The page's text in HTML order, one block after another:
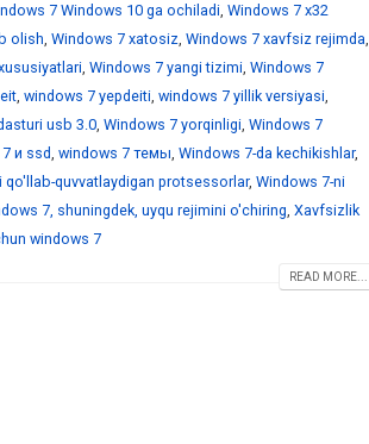
7 Windows 10 ga ochiladi, Windows 7 x32
olish, Windows 7 xatosiz, Windows 7 xavfsiz rejimda,
, Windows 7 yangi tizimi, Windows 7
, windows 7 yepdeiti, windows 7 yillik versiyasi,
usb 3.0, Windows 7 yorqinligi, Windows 7
и ssd, windows 7 темы, Windows 7-da kechikishlar,
qo'llab-quvvatlaydigan protsessorlar, Windows 7-ni
7, shuningdek, uyqu rejimini o'chiring, Xavfsizlik
windows 7
READ MORE...